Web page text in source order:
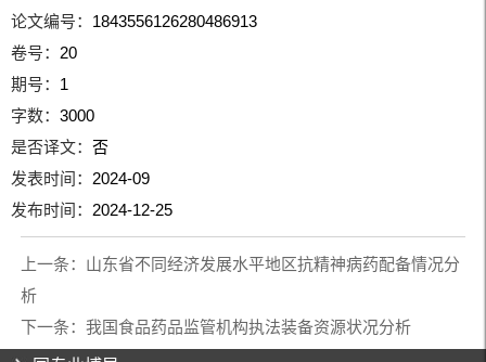
论文编号： 1843556126280486913
卷号： 20
期号： 1
字数：3000
是否译文：否
发表时间： 2024-09
发布时间： 2024-12-25
上一条： 山东省不同经济发展水平地区抗精神病药配备情况分
析
下一条： 我国食品药品监管机构执法装备资源状况分析